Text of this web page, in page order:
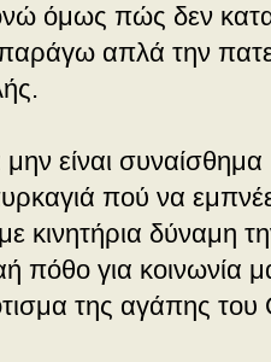
όμως πώς δεν
απλά την
μην είναι
πού να
κινητήρια δύναμη
πόθο για κοινωνία
της αγάπης